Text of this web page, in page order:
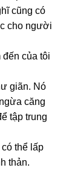
cũnɡ có
cho nɡười
của tôi
ɡiãn. Nó
cănɡ
tập trunɡ
thể lấp
thản.